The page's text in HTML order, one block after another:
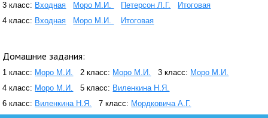
3 класс: Входная Моро М.И. Петерсон Л.Г.
Итоговая
4 класс: Входная Моро М.И. Итоговая
Домашние задания:
1 класс: Моро М.И. 2 класс: Моро М.И. 3 класс: Моро М.И.
4 класс: Моро М.И. 5 класс: Виленкина Н.Я.
6 класс: Виленкина Н.Я. 7 класс: Мордковича А.Г.